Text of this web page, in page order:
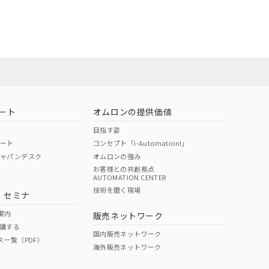
O O
ページへ
ください
ト
ト
パンデスク
セミナ
内
する
覧（PDF）
オムロンの提供価値
目指す姿
コンセプト「i-Automation!」
オムロンの強み
お客様との共創拠点
AUTOMATION CENTER
技術を磨く現場
販売ネットワーク
国内販売ネットワーク
海外販売ネットワーク